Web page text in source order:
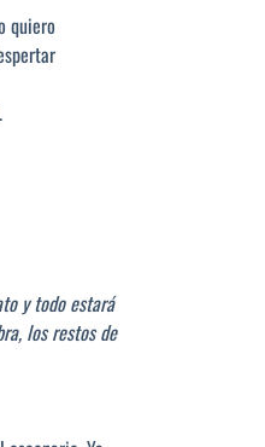
quiero
y todo estará
los restos de